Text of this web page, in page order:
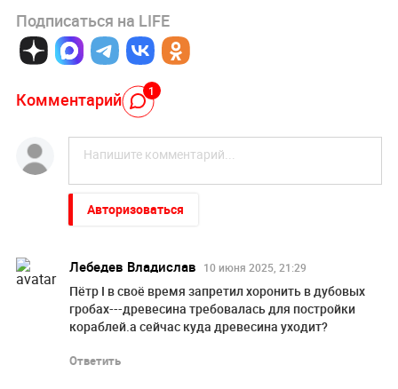
Подписаться на LIFE
Комментарий 1
Авторизоваться
Лебедев Владислав 10 июня 2025, 21:29
Пётр I в своё время запретил хоронить в дубовых
гробах---древесина требовалась для постройки
кораблей.а сейчас куда древесина уходит?
Ответить